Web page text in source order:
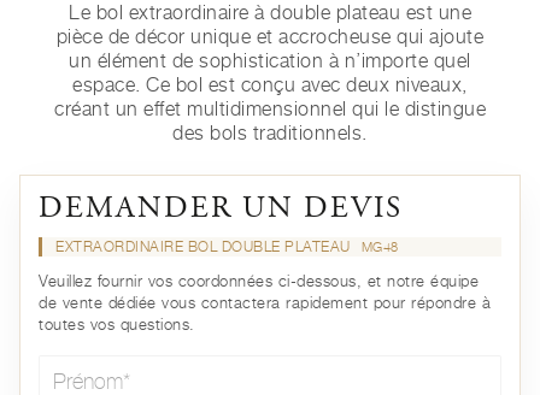
Le bol extraordinaire à double plateau est une
pièce de décor unique et accrocheuse qui ajoute
un élément de sophistication à n’importe quel
espace. Ce bol est conçu avec deux niveaux,
créant un effet multidimensionnel qui le distingue
des bols traditionnels.
DEMANDER UN DEVIS
EXTRAORDINAIRE BOL DOUBLE PLATEAU MG48
Veuillez fournir vos coordonnées ci-dessous, et notre équipe
de vente dédiée vous contactera rapidement pour répondre à
toutes vos questions.